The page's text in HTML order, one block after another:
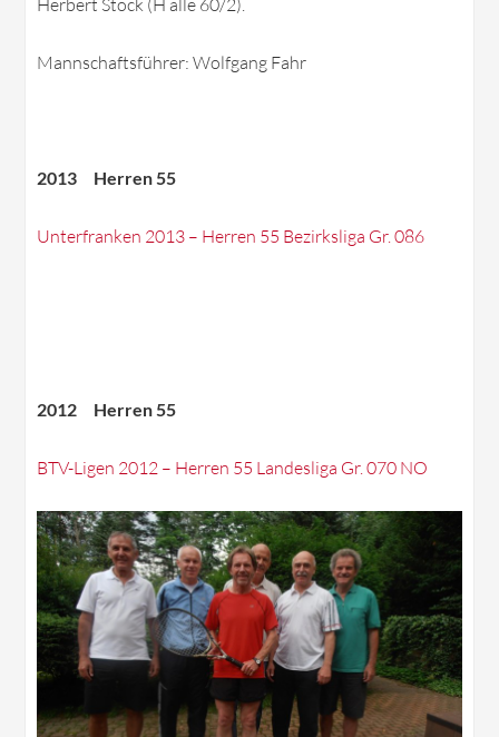
Herbert Stock (H alle 60/2).
Mannschaftsführer: Wolfgang Fahr
2013 Herren 55
Unterfranken 2013 – Herren 55 Bezirksliga Gr. 086
2012 Herren 55
BTV-Ligen 2012 – Herren 55 Landesliga Gr. 070 NO